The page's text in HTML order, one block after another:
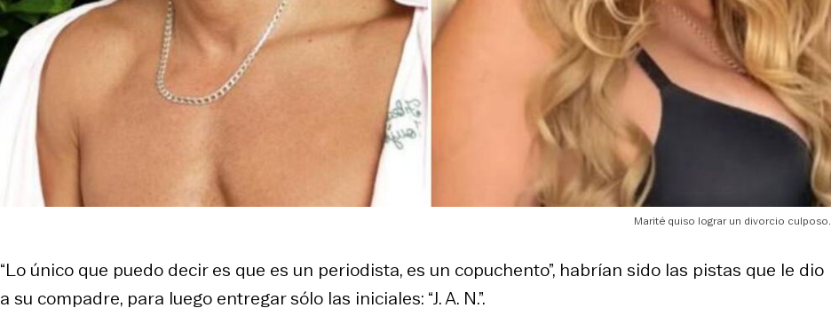
Marité quiso lograr un divorcio culposo.
“Lo único que puedo decir es que es un periodista, es un copuchento”, habrían sido las pistas que le dio
a su compadre, para luego entregar sólo las iniciales: “J. A. N.”.